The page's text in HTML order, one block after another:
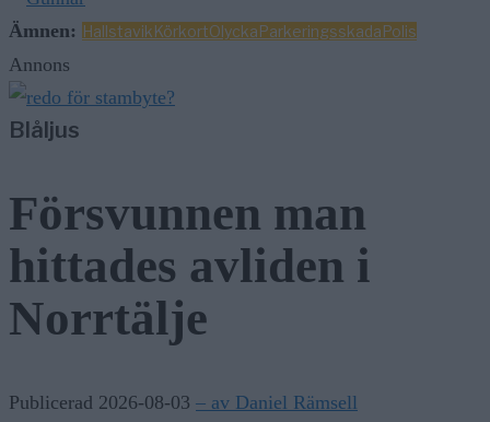
Ämnen: HallstavikKörkortOlyckaParkeringsskadaPolis
Annons
Blåljus
Försvunnen man
hittades avliden i
Norrtälje
Publicerad 2026-08-03 – av Daniel Rämsell